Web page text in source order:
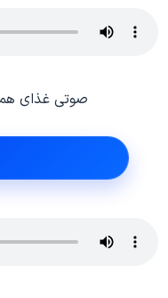
صوتی غذای